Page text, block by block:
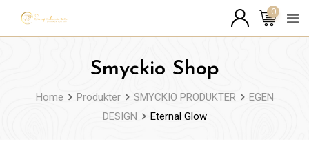
0
Smyckio Shop
Home Produkter SMYCKIO PRODUKTER
EGEN
DESIGN
Eternal Glow